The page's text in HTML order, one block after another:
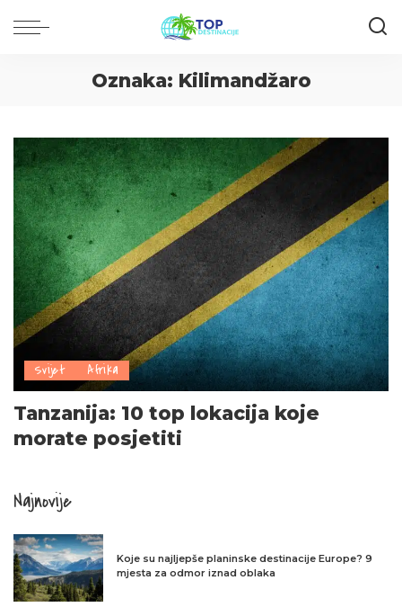
Oznaka: Kilimandžaro
Svijet Afrika
Tanzanija: 10 top lokacija koje
morate posjetiti
Najnovije
Koje su najljepše planinske destinacije Europe? 9
mjesta za odmor iznad oblaka